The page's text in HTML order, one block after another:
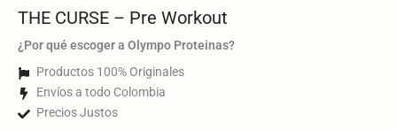
THE CURSE – Pre Workout
¿Por qué escoger a Olympo Proteinas?
Productos 100% Originales
Envíos a todo Colombia
Precios Justos
–
Pre
Workout
cantidad